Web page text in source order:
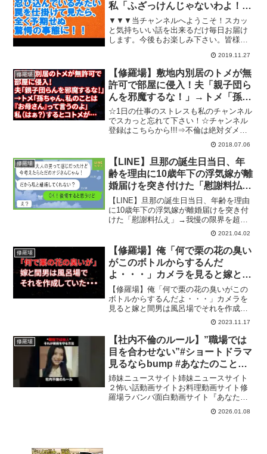
私「ふざっけんじゃないわよ！」
ブチ切れた結果…【スカッと
GJ】
▼▼▼当チャンネルへようこそ！スカッ
と気持ちいい話を出来るだけ毎日お届け
します。今後もお楽しみ下さい。皆様の
です！ チャンネル登録はコチラです
⇒【関連動画】スカッとする話 留守中
トメにトメは家に忍び込んで...
2019.11.27
修羅場
【修羅場】敷地内別居のトメが無
許可で部屋に侵入！夫「親子団ら
んを邪魔するな！」→トメ「孫ち
ゃん、私のことは『お母さん』っ
て言うのよ」私（はぁ？）すると
コトメが…
☆1日の仕事のストレスも私のチャンネル
でスカっと忘れて下さい！☆チャンネル
登録はこちらから!!!⇒不倫は絶対ダメで
すよ～～！不倫やDQN行為、キチ行為な
どで悲劇の再発を防ぐためにも動画の評
価で拡散の協力お願い致します。またの
ご視聴お待ちして...
2018.07.06
修羅場
【LINE】旦那の誕生日当日、年
齢を理由に10歳年下の浮気嫁が離
婚届けを突き付けた「慰謝料払
え」→我慢の限界を超えた旦那が
最低女に秘策を投下してやった時
の反応がｗ【スカッとする話】
【LINE】旦那の誕生日当日、年齢を理由
に10歳年下の浮気嫁が離婚届けを突き付
けた「慰謝料払え」→我慢の限界を超え
た旦那が最低女に秘策を投下してやった
時の反応がｗ【スカッとする話】面白い
と思ったらいいねボタンをクリック&コメ
ントよろしくお願...
2021.04.02
修羅場
【修羅場】俺「何で栗の花の臭い
がこのボトルからするんだ
よ・・・」カメラを見ると嫁と間
男は風呂場でそれを作成してい
た・・・【スカッとする話/不倫/
浮気】
【修羅場】俺「何で栗の花の臭いがこの
ボトルからするんだよ・・・」カメラを
見ると嫁と間男は風呂場でそれを作成し
ていた・・・【スカッとする話/不倫/浮
気】『スカッと汚嫁ニャンバ』では日常
で起こる様々な修羅場な体験談を朗読形
式で投稿しております。...
2023.11.17
修羅場
【社内不倫のルール】”職場では
目を合わせない”#ショートドラマ
見るならbump #あなたのことが
死ぬほど嫌いです #不倫 #夫婦#離
婚
姉妹ニュースサイト姉妹ニュースサイト
２怖い話動画サイトお料理動画サイト修
羅場ラバンバ面白動画サイト『あなたの
ことが死ぬほど嫌いです』BUMPで配信
中！▷アプリをダウンロード(登録無料)＜
2026.01.08